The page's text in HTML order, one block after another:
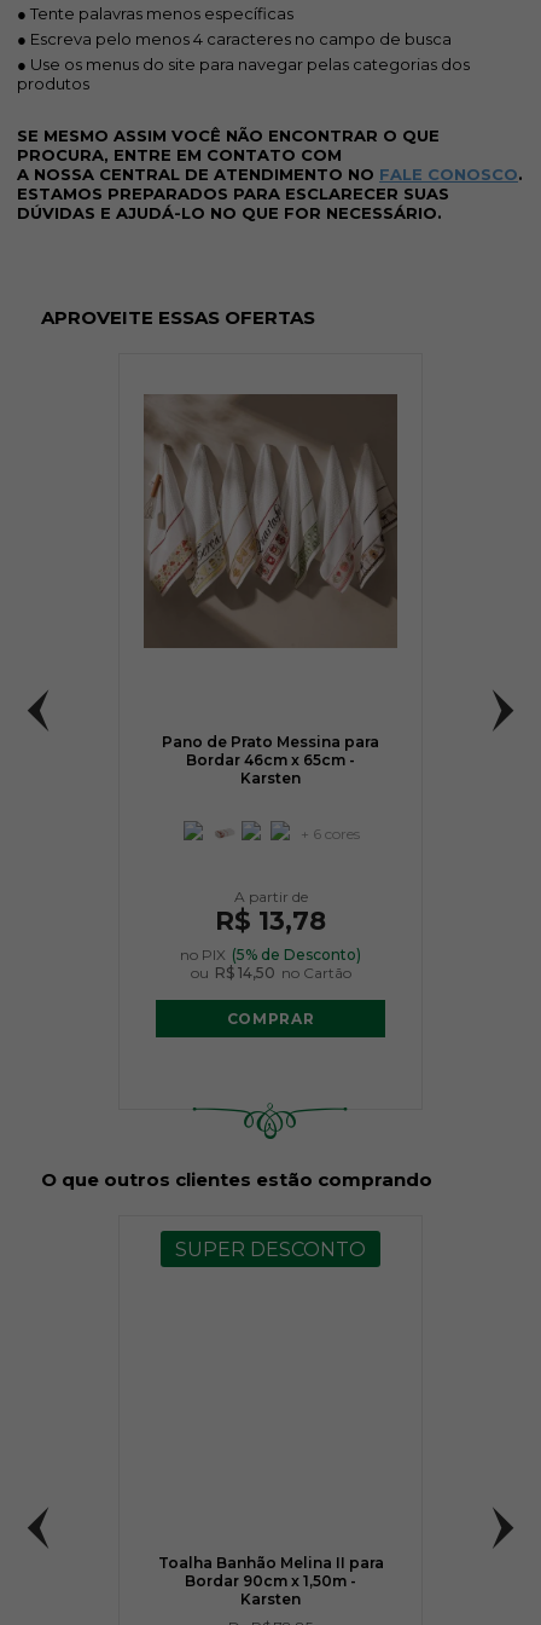
● Tente palavras menos específicas
● Escreva pelo menos 4 caracteres no campo de busca
● Use os menus do site para navegar pelas categorias dos
produtos
SE MESMO ASSIM VOCÊ NÃO ENCONTRAR O QUE
PROCURA, ENTRE EM CONTATO COM
A NOSSA CENTRAL DE ATENDIMENTO NO FALE CONOSCO.
ESTAMOS PREPARADOS PARA ESCLARECER SUAS
DÚVIDAS E AJUDÁ-LO NO QUE FOR NECESSÁRIO.
APROVEITE ESSAS OFERTAS
Pano de Prato Messina para
Bordar 46cm x 65cm -
Karsten
+ 6 cores
R$ 13,78
no PIX (5% de Desconto)
ou R$ 14,50 no Cartão
COMPRAR
O que outros clientes estão comprando
SUPER DESCONTO
Toalha Banhão Melina II para
Bordar 90cm x 1,50m -
Karsten